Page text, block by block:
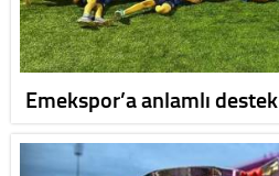
Emekspor’a anlamlı destek